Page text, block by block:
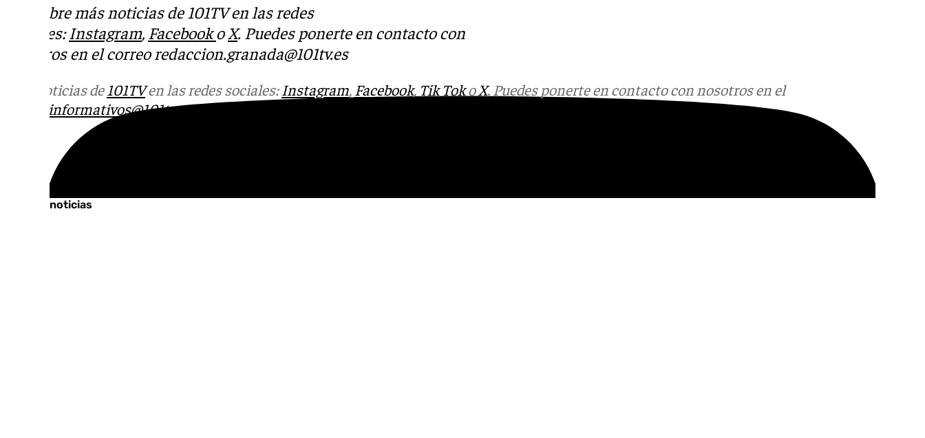
Descubre más noticias de 101TV en las redes
sociales: Instagram, Facebooko X. Puedes ponerte en contacto con
nosotros en el correo redaccion.granada@101tv.es
Más noticias de 101TVen las redes sociales: Instagram, Facebook, Tik TokoX. Puedes ponerte en contacto con nosotros en el
informativos@101tv.es
Últimas noticias